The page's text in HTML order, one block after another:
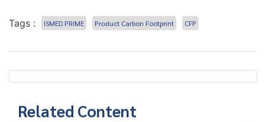
Tags : ISMED PRIME Product Carbon Footprint CFP
Related Content